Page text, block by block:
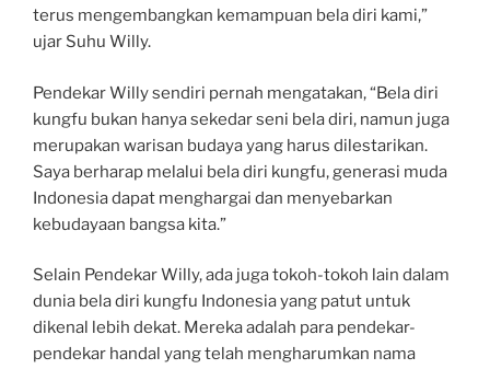
terus mengembangkan kemampuan bela diri kami,”
ujar Suhu Willy.
Pendekar Willy sendiri pernah mengatakan, “Bela diri
kungfu bukan hanya sekedar seni bela diri, namun juga
merupakan warisan budaya yang harus dilestarikan.
Saya berharap melalui bela diri kungfu, generasi muda
Indonesia dapat menghargai dan menyebarkan
kebudayaan bangsa kita.”
Selain Pendekar Willy, ada juga tokoh-tokoh lain dalam
dunia bela diri kungfu Indonesia yang patut untuk
dikenal lebih dekat. Mereka adalah para pendekar-
pendekar handal yang telah mengharumkan nama